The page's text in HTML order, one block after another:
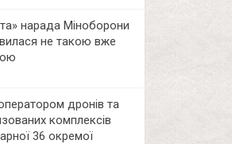
нарада Міноборони
не такою вже
дронів та
комплексів
36 окремої